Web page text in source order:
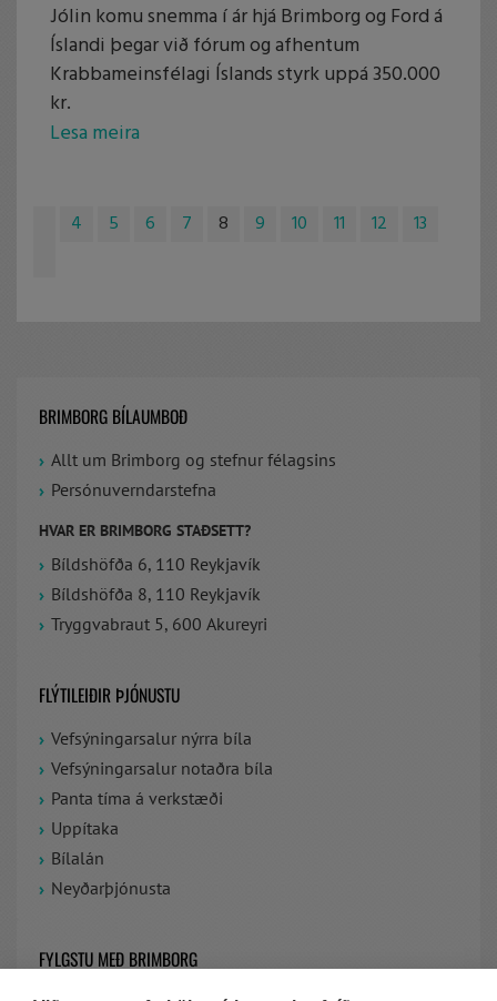
Jólin komu snemma í ár hjá Brimborg og Ford á
Íslandi þegar við fórum og afhentum
Krabbameinsfélagi Íslands styrk uppá 350.000
kr.
Lesa meira
4 5 6 7 8 9 10 11 12 13
BRIMBORG BÍLAUMBOÐ
Allt um Brimborg og stefnur félagsins
Persónuverndarstefna
HVAR ER BRIMBORG STAÐSETT?
Bíldshöfða 6, 110 Reykjavík
Bíldshöfða 8, 110 Reykjavík
Tryggvabraut 5, 600 Akureyri
FLÝTILEIÐIR ÞJÓNUSTU
Vefsýningarsalur nýrra bíla
Vefsýningarsalur notaðra bíla
Panta tíma á verkstæði
Uppítaka
Bílalán
Neyðarþjónusta
FYLGSTU MEÐ BRIMBORG